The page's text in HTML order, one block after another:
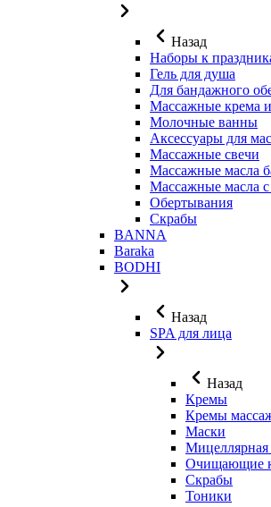
Назад
Наборы к
Гель для душа
Для бандажного
Массажные крема
Молочные ванны
Аксессуары для
Массажные свечи
Массажные масла
Массажные масла
Обертывания
Скрабы
BANNA
Baraka
BODHI
Назад
SPA для лица
Назад
Кремы
Кремы
Маски
Мицеллярная
Очищающие
Скрабы
Тоники